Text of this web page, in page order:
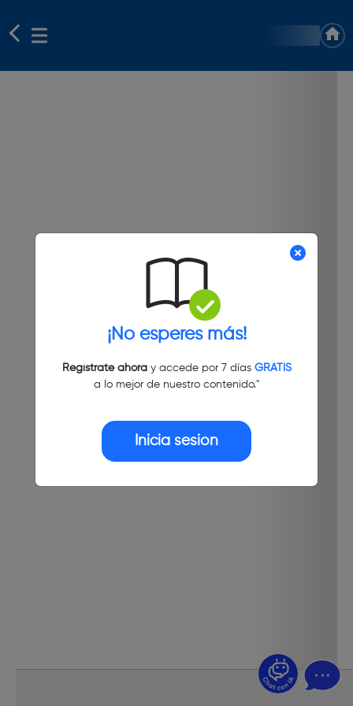
¡No esperes más!
Regístrate ahoray accede por 7 días GRATIS
a lo mejor de nuestro contenido."
Inicia sesión